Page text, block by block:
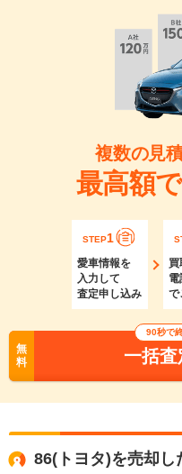
複数の見
最高額
STEP1
愛車情報を
入力して
査定申し込み
買
電
で
無
料
90秒で
一括査
86(トヨタ)を売却し